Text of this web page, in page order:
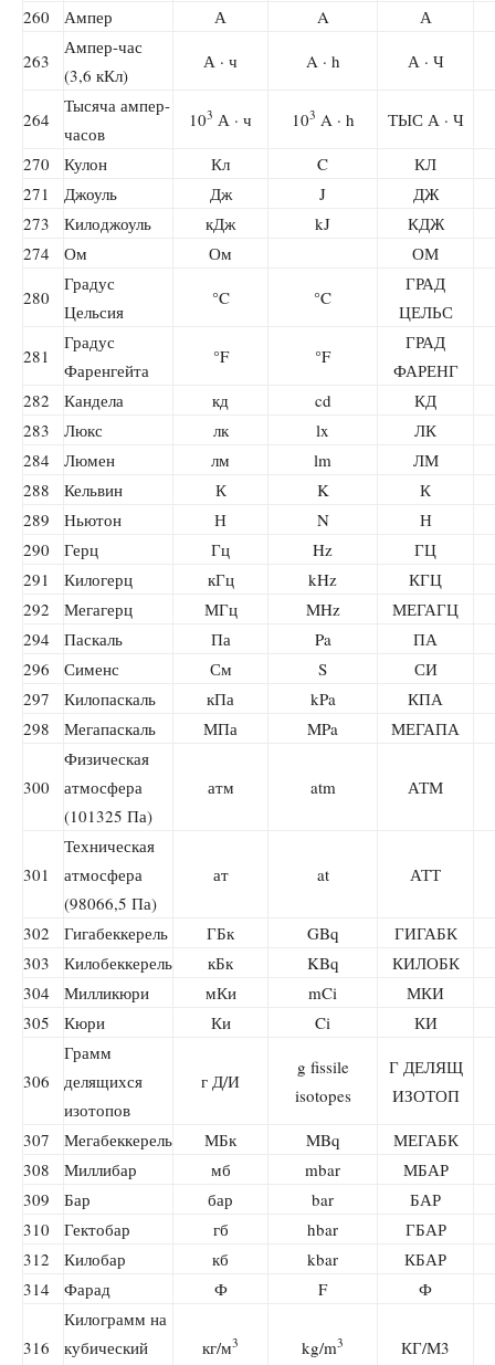
260 Ампер А A
А
263
Ампер-час
(3,6 кКл)
А · ч A · h А · Ч
264
Тысяча ампер-
часов
103 А · ч 103 A · h
ТЫС А · Ч
270
Кулон Кл C
КЛ
271
Джоуль Дж J
ДЖ
273
Килоджоуль кДж kJ
КДЖ
274
Ом Ом
ОМ
280
Градус
Цельсия
°C °C
ГРАД
ЦЕЛЬС
281
Градус
Фаренгейта
°F °F
ГРАД
ФАРЕНГ
282
Кандела кд cd
КД
283
Люкс лк lx
ЛК
284
Люмен лм lm
ЛМ
288
Кельвин К K
К
289
Ньютон Н N
Н
290
Герц Гц Hz
ГЦ
291
Килогерц кГц kHz
КГЦ
292
Мегагерц МГц MHz
МЕГАГЦ
294
Паскаль Па Pa
ПА
296
Сименс См S
СИ
297
Килопаскаль кПа kPa
КПА
298
Мегапаскаль МПа MPa МЕГАПА
300
Физическая
атмосфера
(101325 Па)
атм atm АТМ
301
Техническая
атмосфера
(98066,5 Па)
ат at АТТ
302 Гигабеккерель ГБк GBq
ГИГАБК
303
Килобеккерель кБк KBq
КИЛОБК
304
Милликюри мКи mCi
МКИ
305
Кюри Ки Ci КИ
306
Грамм
делящихся
изотопов
г Д/И
g fissile
isotopes
Г ДЕЛЯЩ
ИЗОТОП
307
Мегабеккерель МБк MBq
МЕГАБК
308
Миллибар мб mbar
МБАР
309
Бар бар bar
БАР
310
Гектобар гб hbar
ГБАР
312
Килобар кб kbar
КБАР
314
Фарад Ф F Ф
316
Килограмм на
кубический
кг/м3 kg/m3 КГ/М3